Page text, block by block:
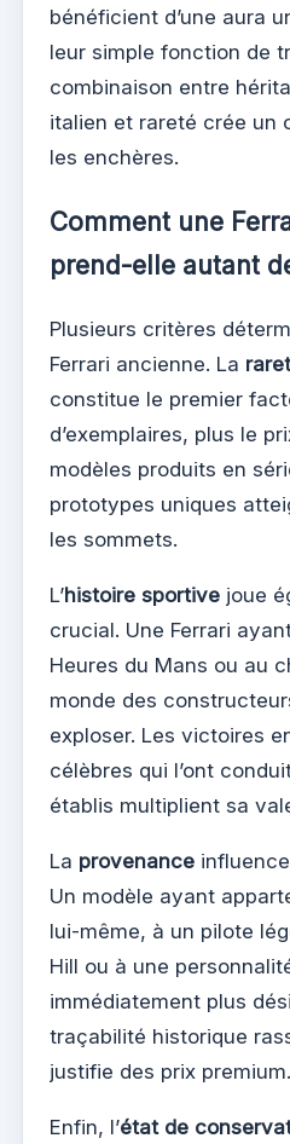
bénéficient d’une aura
leur simple fonction de
combinaison entre
italien et rareté crée un
les enchères.
Comment une
prend-elle autant
Plusieurs critères
Ferrari ancienne. La
constitue le premier
d’exemplaires, plus le
modèles produits en
prototypes uniques
les sommets.
L’histoire sportive joue
crucial. Une Ferrari
Heures du Mans ou au
monde des
exploser. Les victoires
célèbres qui l’ont
établis multiplient sa
La provenance
Un modèle ayant
lui-même, à un pilote
Hill ou à une
immédiatement plus
traçabilité historique
justifie des prix premium.
Enfin, l’état de